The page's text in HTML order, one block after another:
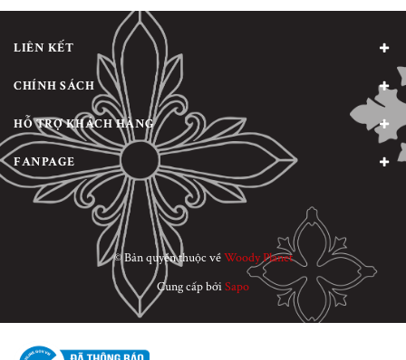
LIÊN KẾT
CHÍNH SÁCH
HỖ TRỢ KHÁCH HÀNG
FANPAGE
© Bản quyền thuộc vềWoody Planet
Cung cấp bởiSapo